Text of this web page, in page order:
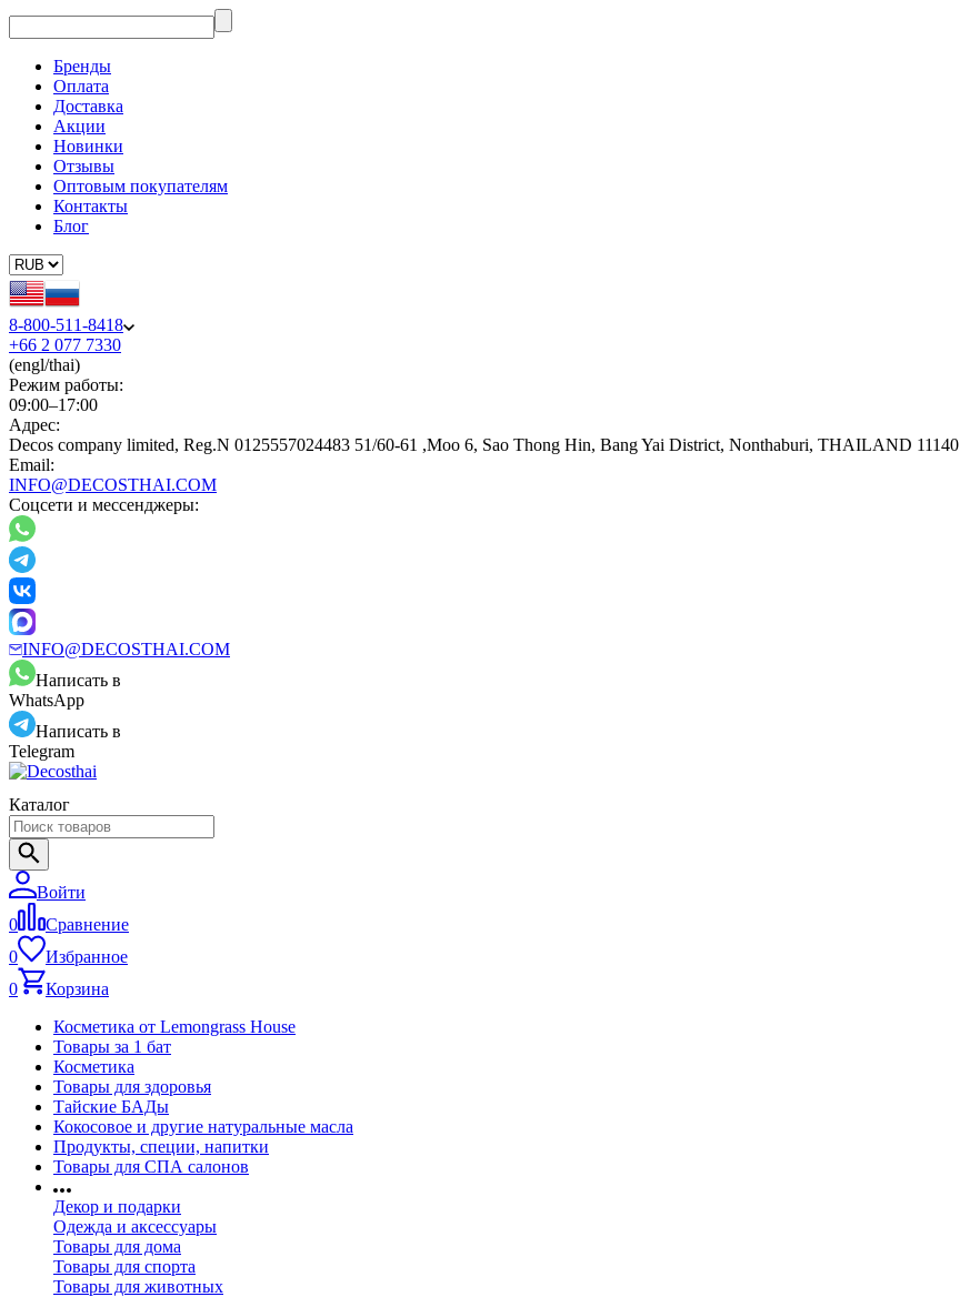
Бренды
Оплата
Доставка
Акции
Новинки
Отзывы
Оптовым покупателям
Контакты
Блог
8-800-511-8418
+66 2 077 7330
(engl/thai)
Режим работы:
09:00–17:00
Адрес:
Decos company limited, Reg.N 0125557024483 51/60-61 ,Moo 6, Sao Thong Hin, Bang Yai District, Nonthaburi, THAILAND 11140
Email:
INFO@DECOSTHAI.COM
Соцсети и мессенджеры:
INFO@DECOSTHAI.COM
Написать в
WhatsApp
Написать в
Telegram
Каталог
Войти
0
Сравнение
0
Избранное
0
Корзина
Косметика от Lemongrass House
Товары за 1 бат
Косметика
Товары для здоровья
Тайские БАДы
Кокосовое и другие натуральные масла
Продукты, специи, напитки
Товары для СПА салонов
Декор и подарки
Одежда и аксессуары
Товары для дома
Товары для спорта
Товары для животных